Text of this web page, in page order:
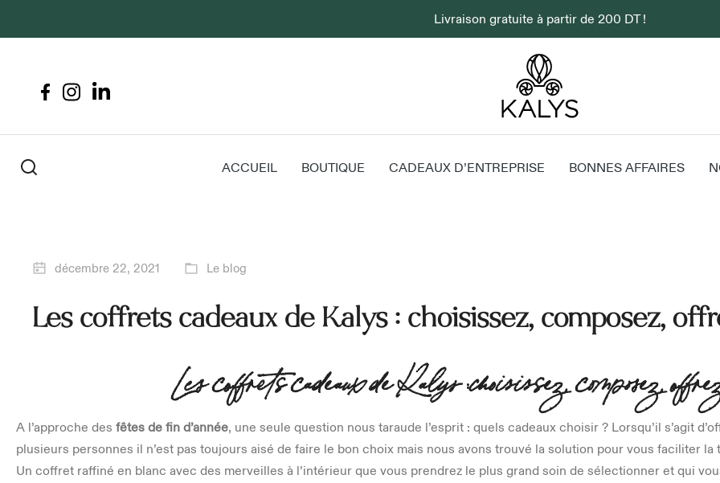
Livraison gratuite à partir de 200 DT !
ACCUEIL BOUTIQUE CADEAUX D’ENTREPRISE BONNES AFFAIRES
décembre 22, 2021 Le blog
Les coffrets cadeaux de Kalys : choisissez, composez,
Les coffrets cadeaux de Kalys :choisissez, composez,
A l’approche des fêtes de fin d’année, une seule question nous taraude l’esprit : quels cadeaux choisir ? Lorsqu’il s’agit
plusieurs personnes il n’est pas toujours aisé de faire le bon choix mais nous avons trouvé la solution pour vous faciliter la
Un coffret raffiné en blanc avec des merveilles à l’intérieur que vous prendrez le plus grand soin de sélectionner et qui